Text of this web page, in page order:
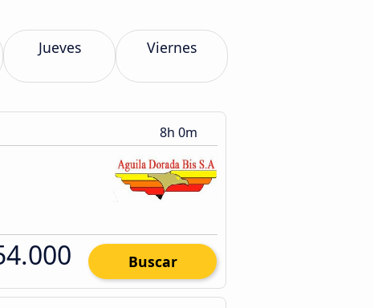
Jueves Viernes
8h 0m
Buscar